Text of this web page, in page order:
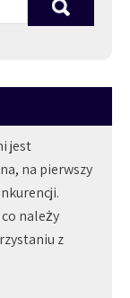
jest
na pierwszy
należy
z